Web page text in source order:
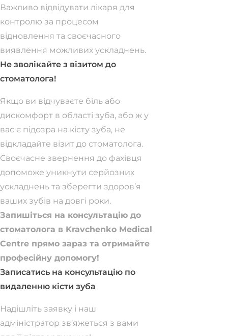
Важливо відвідувати лікаря для
контролю за процесом
відновлення та своєчасного
виявлення можливих ускладнень.
Не зволікайте з візитом до
стоматолога!
Якщо ви відчуваєте біль або
дискомфорт в області зуба, або ж у
вас є підозра на кісту зуба, не
відкладайте візит до стоматолога.
Своєчасне звернення до фахівця
допоможе уникнути серйозних
ускладнень та зберегти здоров’я
ваших зубів на довгі роки.
Запишіться на консультацію до
стоматолога в Kravchenko Medical
Centre прямо зараз та отримайте
професійну допомогу!
Записатись на консультацію по
видаленню кісти зуба
Надішліть заявку і наш
адміністратор зв’яжеться з вами